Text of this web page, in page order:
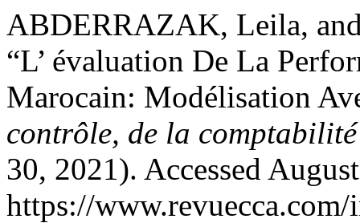
ABDERRAZAK, Leila,
“L’ évaluation De La
Marocain: Modélisation
contrôle, de la
30, 2021). Accessed
https://